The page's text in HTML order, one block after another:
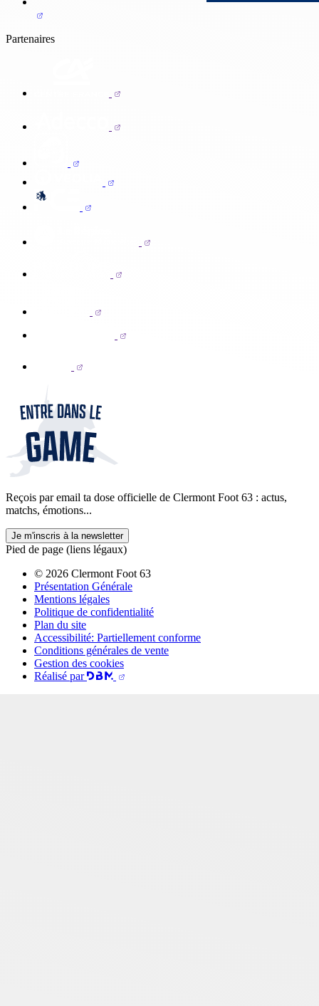
Partenaires
Reçois par email ta dose officielle de Clermont Foot 63 : actus,
matchs, émotions...
Je m'inscris à la newsletter
Pied de page (liens légaux)
© 2026 Clermont Foot 63
Présentation Générale
Mentions légales
Politique de confidentialité
Plan du site
Accessibilité: Partiellement conforme
Conditions générales de vente
Gestion des cookies
Réalisé par